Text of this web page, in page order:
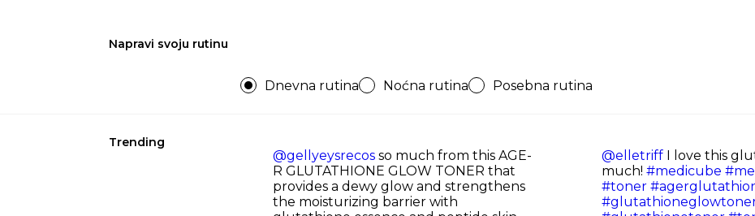
Napravi svoju rutinu
Dnevna rutina Noćna rutina Posebna rutina
Trending
@gellyeysrecosso much from this AGE-
R GLUTATHIONE GLOW TONER that
provides a dewy glow and strengthens
the moisturizing barrier with
@elletriffI love this
much! #medicube
#toner